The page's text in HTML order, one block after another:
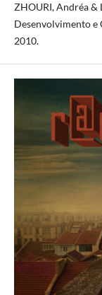
ZHOURI, Andréa &
Desenvolvimento
2010.